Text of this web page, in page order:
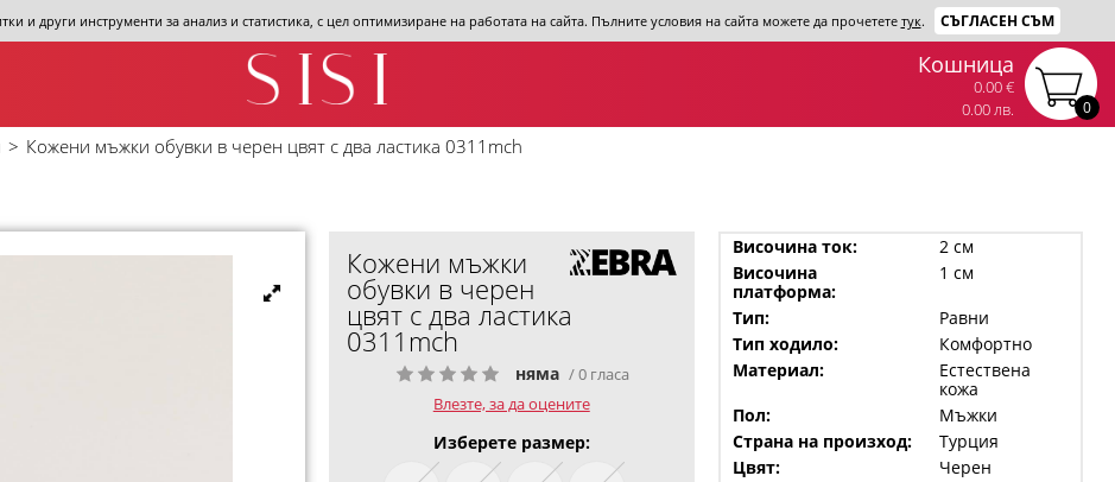
и други инструменти за анализ и статистика, с цел оптимизиране на работата на сайта. Пълните условия на сайта можете да прочетете тук. СЪГЛАСЕН СЪМ
0
Кошница
0.00 €
0.00 лв.
> Кожени мъжки обувки в черен цвят с два ластика 0311mch
Кожени мъжки
обувки в черен
цвят с два ластика
0311mch
няма / 0 гласа
Влезте, за да оцените
Изберете размер:
Височина ток:
2 см
Височина
платформа:
1 см
Тип:
Равни
Тип ходило:
Комфортно
Материал:
Естествена
кожа
Пол:
Мъжки
Страна на произход:
Турция
Цвят:
Черен